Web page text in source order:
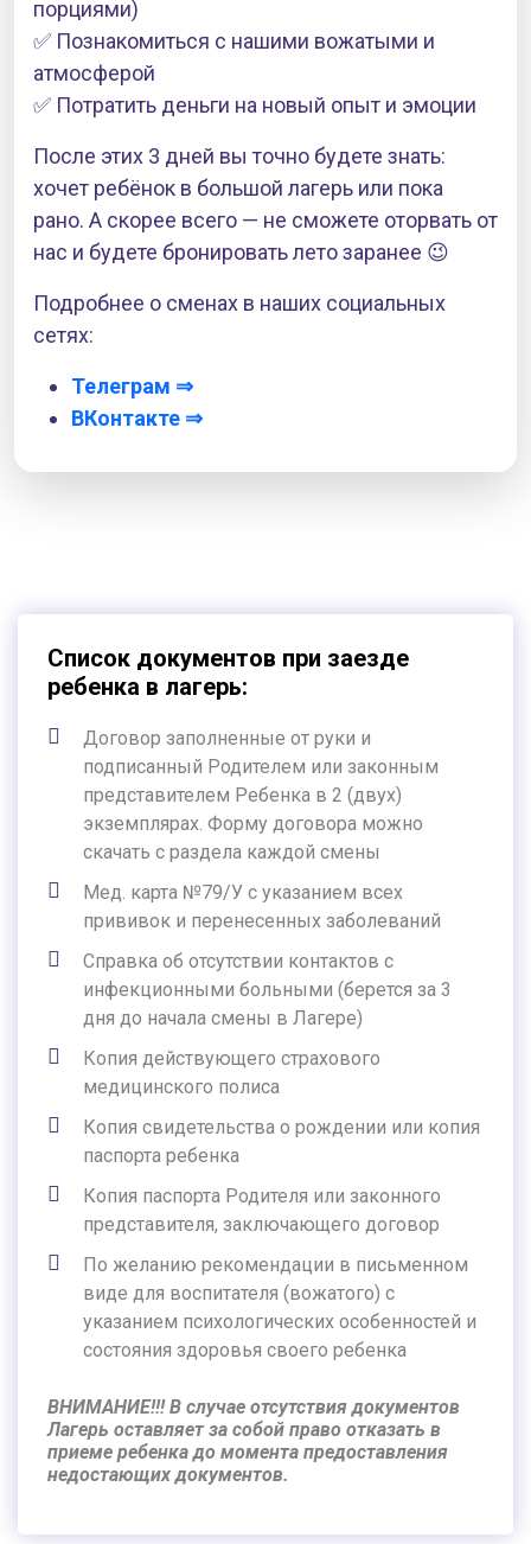
порциями)
✅ Познакомиться с нашими вожатыми и
атмосферой
✅ Потратить деньги на новый опыт и эмоции
После этих 3 дней вы точно будете знать:
хочет ребёнок в большой лагерь или пока
рано. А скорее всего — не сможете оторвать от
нас и будете бронировать лето заранее 😉
Подробнее о сменах в наших социальных
сетях:
Телеграм ⇒
ВКонтакте ⇒
Список документов при заезде
ребенка в лагерь:
Договор заполненные от руки и
подписанный Родителем или законным
представителем Ребенка в 2 (двух)
экземплярах. Форму договора можно
скачать с раздела каждой смены
Мед. карта №79/У с указанием всех
прививок и перенесенных заболеваний
Справка об отсутствии контактов с
инфекционными больными (берется за 3
дня до начала смены в Лагере)
Копия действующего страхового
медицинского полиса
Копия свидетельства о рождении или копия
паспорта ребенка
Копия паспорта Родителя или законного
представителя, заключающего договор
По желанию рекомендации в письменном
виде для воспитателя (вожатого) с
указанием психологических особенностей и
состояния здоровья своего ребенка
ВНИМАНИЕ!!! В случае отсутствия документов
Лагерь оставляет за собой право отказать в
приеме ребенка до момента предоставления
недостающих документов.